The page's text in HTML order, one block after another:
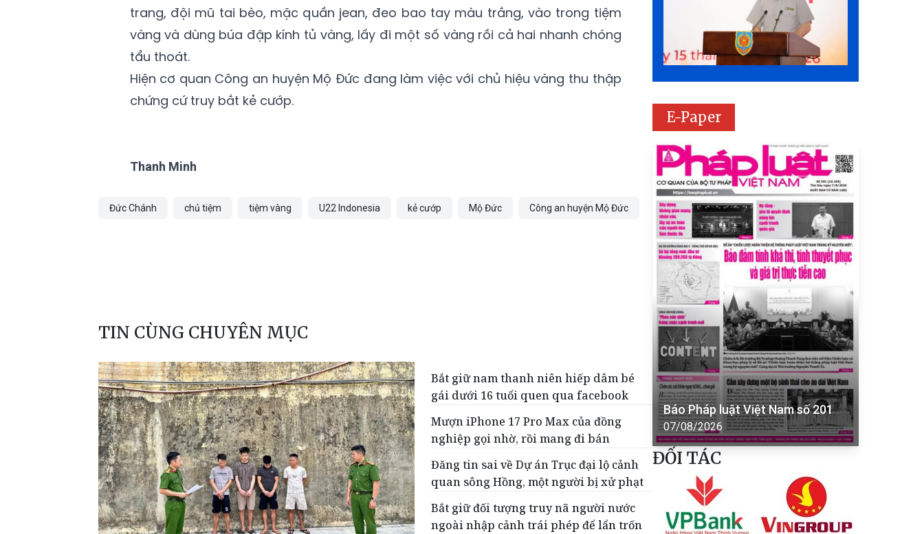
trang, đội mũ tai bèo, mặc quần jean, đeo bao tay màu trắng, vào trong tiệm
vàng và dùng búa đập kính tủ vàng, lấy đi một số vàng rồi cả hai nhanh chóng
tẩu thoát.
Hiện cơ quan Công an huyện Mộ Đức đang làm việc với chủ hiệu vàng thu thập
chứng cứ truy bắt kẻ cướp.
Thanh Minh
Đức Chánh chủ tiệm tiệm vàng U22 Indonesia kẻ cướp Mộ Đức Công an huyện Mộ Đức
TIN CÙNG CHUYÊN MỤC
Bắt giữ nam thanh niên hiếp dâm bé
gái dưới 16 tuổi quen qua facebook
Mượn iPhone 17 Pro Max của đồng
nghiệp gọi nhờ, rồi mang đi bán
Đăng tin sai về Dự án Trục đại lộ cảnh
quan sông Hồng, một người bị xử phạt
Bắt giữ đối tượng truy nã người nước
ngoài nhập cảnh trái phép để lẩn trốn
E-Paper
Báo Pháp luật Việt Nam số 201
07/08/2026
ĐỐI TÁC